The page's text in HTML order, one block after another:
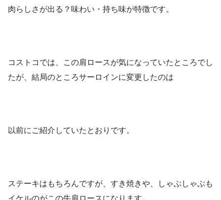
肉らしさが出る？味わい・持ち味が特徴です。
コストコでは、この肩ロースが気になっていたところでし
たが、結局のところサーロインに変更したのは
以前にご紹介していたとおりです。
ステーキはもちろんですが、すき焼きや、しゃぶしゃぶも
イケルのがこの牛肩ロースになります。